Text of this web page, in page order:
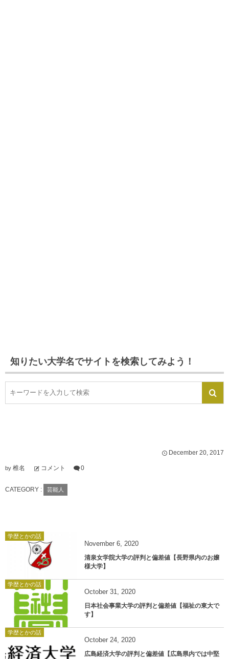
知りたい大学名でサイトを検索してみよう！
December 20, 2017
by 椎名 コメント 0
CATEGORY : 芸能人
学歴とかの話
November 6
2020
清泉女学院大学の評判と偏差値【長野県内のお嬢
様大学】
学歴とかの話
October 31
2020
日本社会事業大学の評判と偏差値【福祉の東大で
す】
学歴とかの話
October 24
2020
広島経済大学の評判と偏差値【広島県内では中堅